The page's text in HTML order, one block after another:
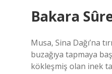
Bakara
Musa, Sina Dağı’na
buzağıya tapmaya
kökleşmiş olan inek